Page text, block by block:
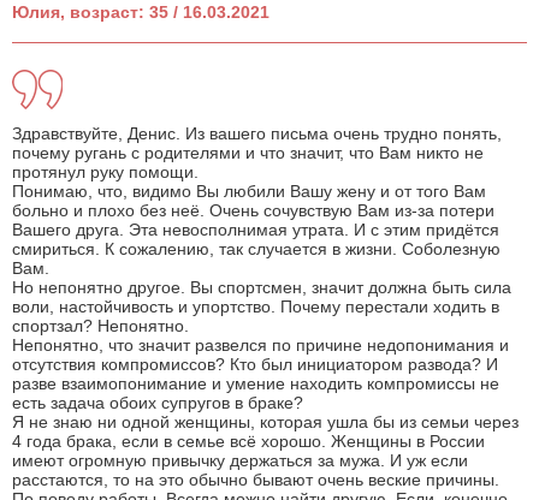
Юлия, возраст: 35 / 16.03.2021
Здравствуйте, Денис. Из вашего письма очень трудно понять,
почему ругань с родителями и что значит, что Вам никто не
протянул руку помощи.
Понимаю, что, видимо Вы любили Вашу жену и от того Вам
больно и плохо без неё. Очень сочувствую Вам из-за потери
Вашего друга. Эта невосполнимая утрата. И с этим придётся
смириться. К сожалению, так случается в жизни. Соболезную
Вам.
Но непонятно другое. Вы спортсмен, значит должна быть сила
воли, настойчивость и упортство. Почему перестали ходить в
спортзал? Непонятно.
Непонятно, что значит развелся по причине недопонимания и
отсутствия компромиссов? Кто был инициатором развода? И
разве взаимопонимание и умение находить компромиссы не
есть задача обоих супругов в браке?
Я не знаю ни одной женщины, которая ушла бы из семьи через
4 года брака, если в семье всё хорошо. Женщины в России
имеют огромную привычку держаться за мужа. И уж если
расстаются, то на это обычно бывают очень веские причины.